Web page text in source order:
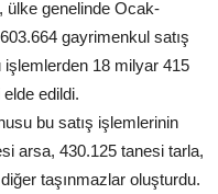
ülke genelinde Ocak-
gayrimenkul satış
18 milyar 415
edildi.
bu satış işlemlerinin
arsa, 430.125 tanesi tarla,
taşınmazlar oluşturdu.